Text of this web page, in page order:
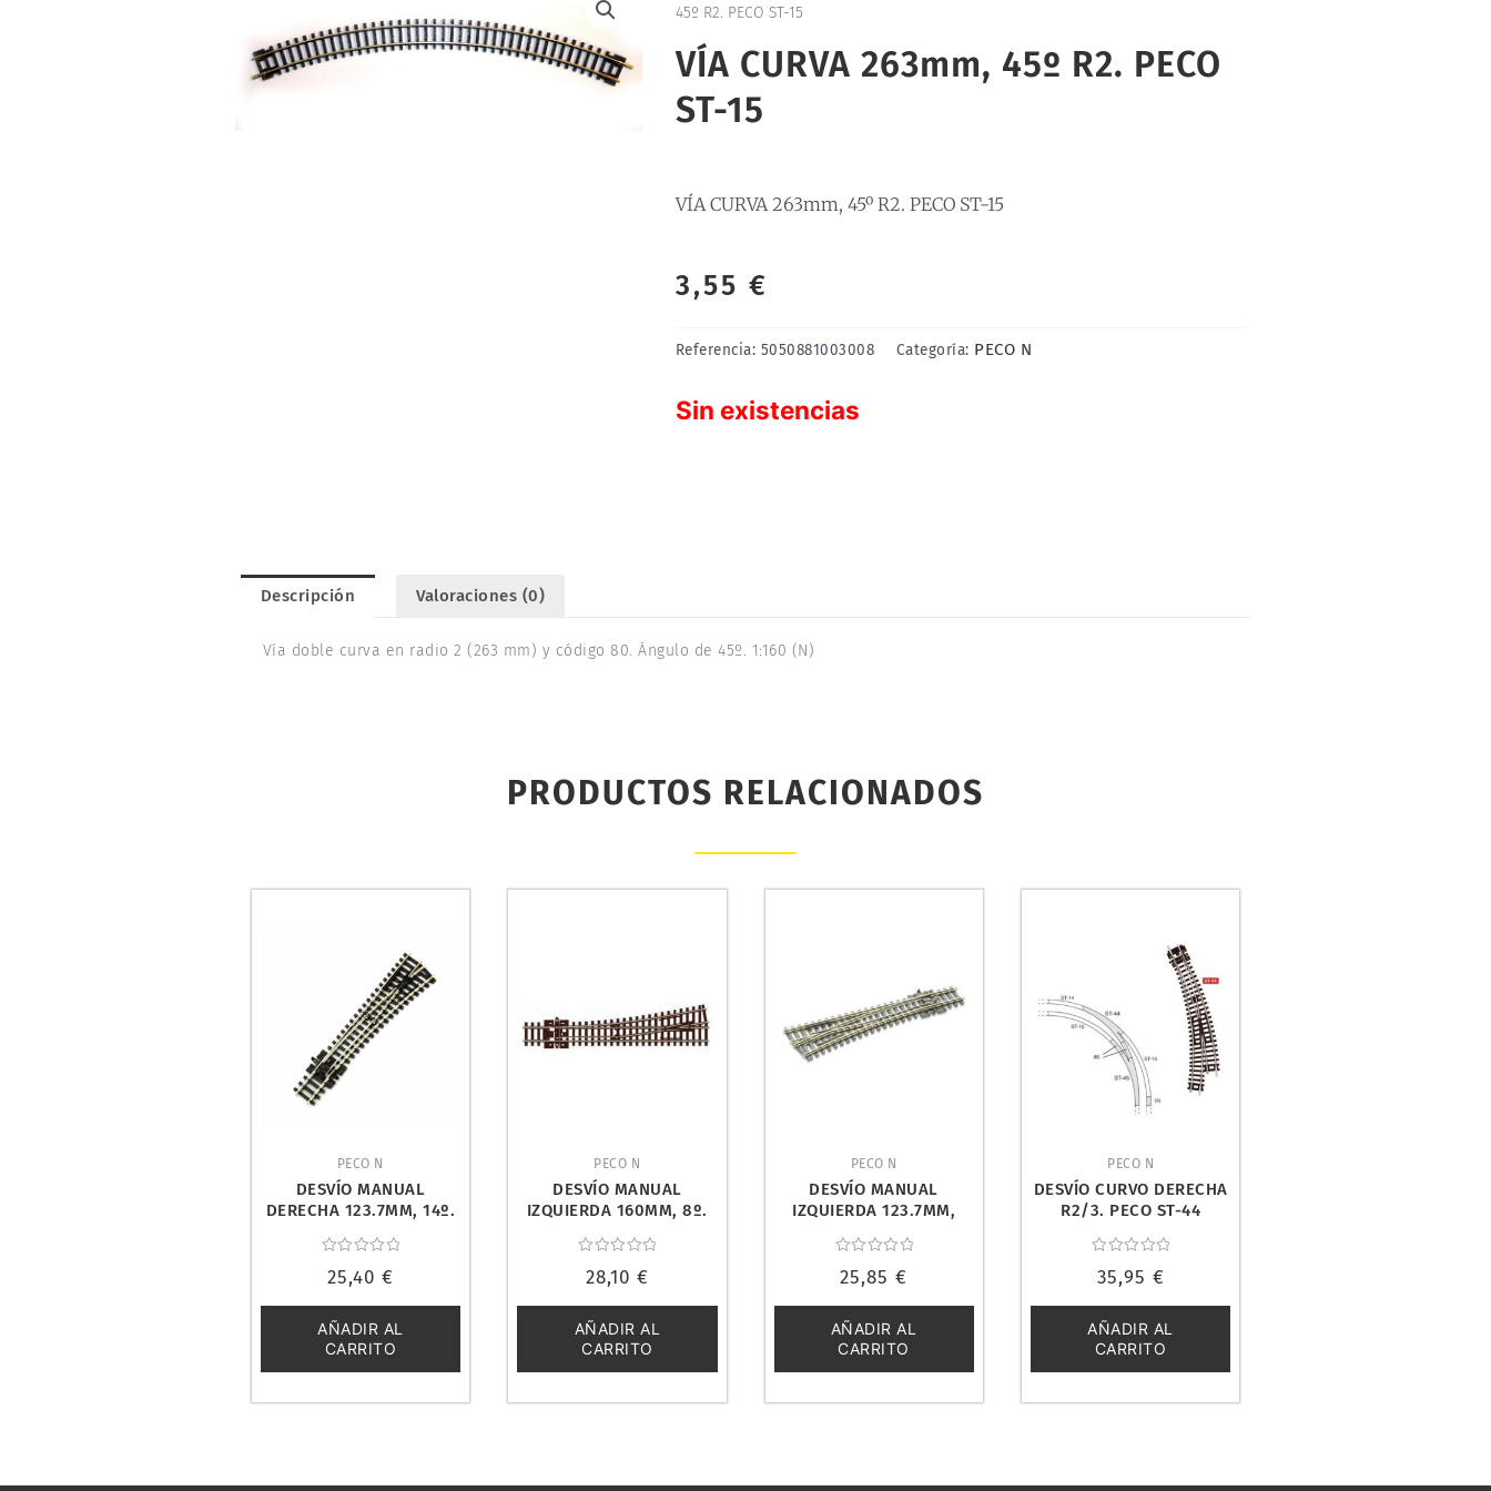
45º R2. PECO ST-15
VÍA CURVA 263mm, 45º R2. PECO
ST-15
VÍA CURVA 263mm, 45º R2. PECO ST-15
3,55 €
Referencia: 5050881003008 Categoría: PECO N
Sin existencias
Descripción Valoraciones (0)
Vía doble curva en radio 2 (263 mm) y código 80. Ángulo de 45º. 1:160 (N)
PRODUCTOS RELACIONADOS
PECO N
DESVÍO MANUAL
DERECHA 123.7MM, 14º.
con
de
5
25,40 €
AÑADIR AL
CARRITO
PECO N
DESVÍO MANUAL
IZQUIERDA 160MM, 8º.
con
de
5
28,10 €
AÑADIR AL
CARRITO
PECO N
DESVÍO MANUAL
IZQUIERDA 123.7MM,
con
de
5
25,85€
AÑADIR AL
CARRITO
PECO N
DESVÍO CURVO DERECHA
R2/3. PECO ST-44
con
de
5
35,95 €
AÑADIR AL
CARRITO